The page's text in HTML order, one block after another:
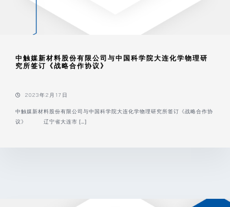
中触媒新材料股份有限公司与中国科学院大连化学物理研
究所签订《战略合作协议》
2023年2月17日
中触媒新材料股份有限公司与中国科学院大连化学物理研究所签订《战略合作协
议》 辽宁省大连市 […]